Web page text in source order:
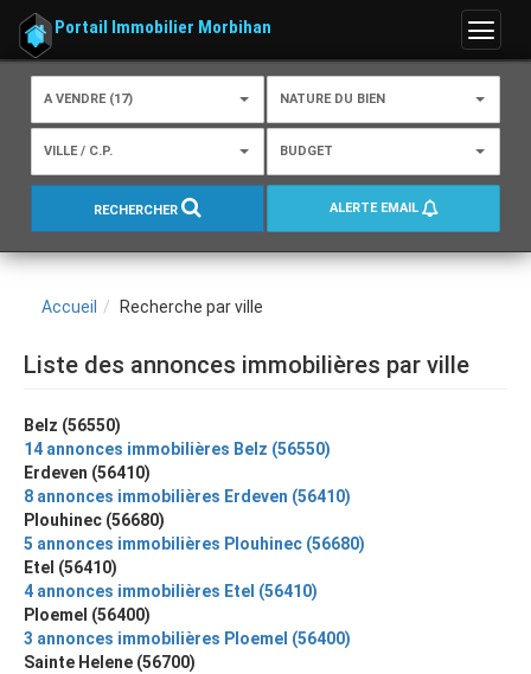
Menu
Portail Immobilier Morbihan
A VENDRE (17) NATURE DU BIEN
VILLE / C.P. BUDGET
RECHERCHER ALERTE EMAIL
Accueil Recherche par ville
Liste des annonces immobilières par ville
Belz (56550)
14 annonces immobilières Belz (56550)
Erdeven (56410)
8 annonces immobilières Erdeven (56410)
Plouhinec (56680)
5 annonces immobilières Plouhinec (56680)
Etel (56410)
4 annonces immobilières Etel (56410)
Ploemel (56400)
3 annonces immobilières Ploemel (56400)
Sainte Helene (56700)